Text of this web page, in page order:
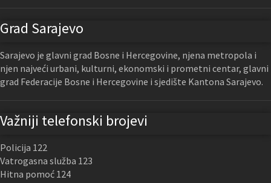
Grad Sarajevo
Sarajevo je glavni grad Bosne i Hercegovine, njena metropola i
njen najveći urbani, kulturni, ekonomski i prometni centar, glavni
grad Federacije Bosne i Hercegovine i sjedište Kantona Sarajevo.
Važniji telefonski brojevi
Policija 122
Vatrogasna služba 123
Hitna pomoć 124